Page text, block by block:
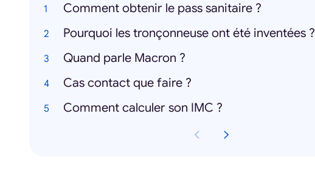
Comment obtenir le pass sanitaire ?
Pourquoi les tronçonneuse ont été inventées ?
Quand parle Macron ?
Cas contact que faire ?
Comment calculer son IMC ?